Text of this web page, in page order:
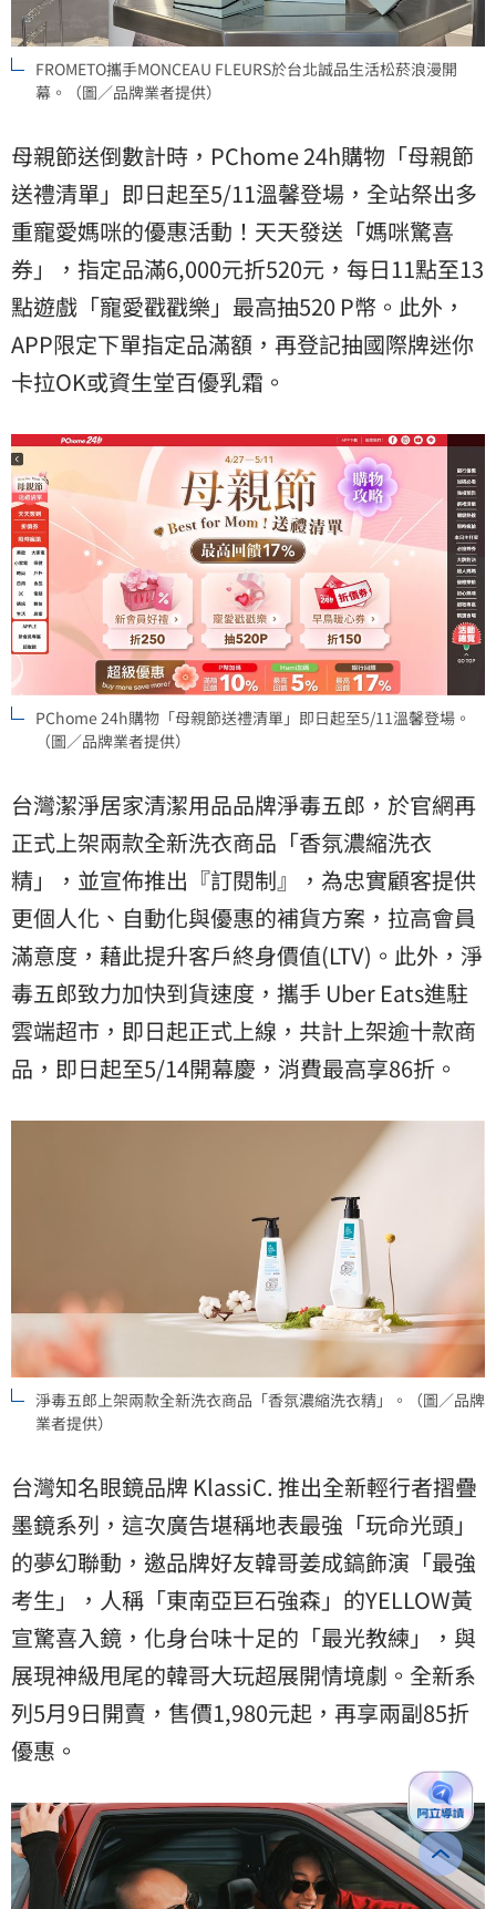
FROMETO攜手MONCEAU FLEURS於台北誠品生活松菸浪漫開
幕。（圖／品牌業者提供）
母親節送倒數計時，PChome 24h購物「母親節
送禮清單」即日起至5/11溫馨登場，全站祭出多
重寵愛媽咪的優惠活動！天天發送「媽咪驚喜
券」，指定品滿6,000元折520元，每日11點至13
點遊戲「寵愛戳戳樂」最高抽520 P幣。此外，
APP限定下單指定品滿額，再登記抽國際牌迷你
卡拉OK或資生堂百優乳霜。
PChome 24h購物「母親節送禮清單」即日起至5/11溫馨登場。
（圖／品牌業者提供）
台灣潔淨居家清潔用品品牌淨毒五郎，於官網再
正式上架兩款全新洗衣商品「香氛濃縮洗衣
精」，並宣佈推出『訂閱制』，為忠實顧客提供
更個人化、自動化與優惠的補貨方案，拉高會員
滿意度，藉此提升客戶終身價值(LTV)。此外，淨
毒五郎致力加快到貨速度，攜手 Uber Eats進駐
雲端超市，即日起正式上線，共計上架逾十款商
品，即日起至5/14開幕慶，消費最高享86折。
淨毒五郎上架兩款全新洗衣商品「香氛濃縮洗衣精」。（圖／品牌
業者提供）
台灣知名眼鏡品牌 KlassiC. 推出全新輕行者摺疊
墨鏡系列，這次廣告堪稱地表最強「玩命光頭」
的夢幻聯動，邀品牌好友韓哥姜成鎬飾演「最強
考生」，人稱「東南亞巨石強森」的YELLOW黃
宣驚喜入鏡，化身台味十足的「最光教練」，與
展現神級甩尾的韓哥大玩超展開情境劇。全新系
列5月9日開賣，售價1,980元起，再享兩副85折
優惠。